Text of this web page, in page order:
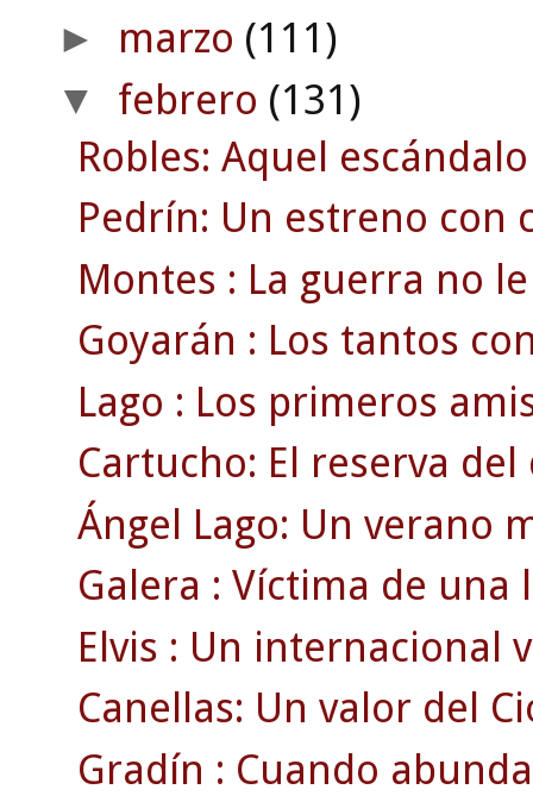
► marzo (111)
▼ febrero (131)
Robles: Aquel
Pedrín: Un estreno con
Montes : La guerra no
Goyarán : Los tantos
Lago : Los primeros
Cartucho: El reserva
Ángel Lago: Un verano
Galera : Víctima de
Elvis : Un internacional
Canellas: Un valor del
Gradín : Cuando